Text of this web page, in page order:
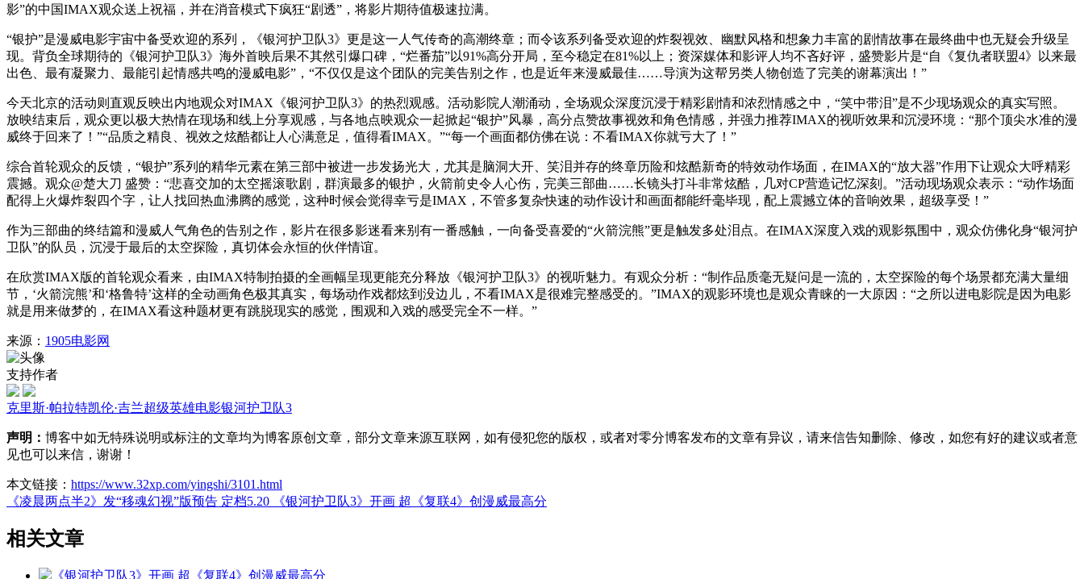
影”的中国IMAX观众送上祝福，并在消音模式下疯狂“剧透”，将影片期待值极速拉满。
“银护”是漫威电影宇宙中备受欢迎的系列，《银河护卫队3》更是这一人气传奇的高潮终章；而令该系列备受欢迎的炸裂视效、幽默风格和想象力丰富的剧情故事在最终曲中也无疑会升级呈
现。背负全球期待的《银河护卫队3》海外首映后果不其然引爆口碑，“烂番茄”以91%高分开局，至今稳定在81%以上；资深媒体和影评人均不吝好评，盛赞影片是“自《复仇者联盟4》以来最
出色、最有凝聚力、最能引起情感共鸣的漫威电影”，“不仅仅是这个团队的完美告别之作，也是近年来漫威最佳……导演为这帮另类人物创造了完美的谢幕演出！”
今天北京的活动则直观反映出内地观众对IMAX《银河护卫队3》的热烈观感。活动影院人潮涌动，全场观众深度沉浸于精彩剧情和浓烈情感之中，“笑中带泪”是不少现场观众的真实写照。
放映结束后，观众更以极大热情在现场和线上分享观感，与各地点映观众一起掀起“银护”风暴，高分点赞故事视效和角色情感，并强力推荐IMAX的视听效果和沉浸环境：“那个顶尖水准的漫
威终于回来了！”“品质之精良、视效之炫酷都让人心满意足，值得看IMAX。”“每一个画面都仿佛在说：不看IMAX你就亏大了！”
综合首轮观众的反馈，“银护”系列的精华元素在第三部中被进一步发扬光大，尤其是脑洞大开、笑泪并存的终章历险和炫酷新奇的特效动作场面，在IMAX的“放大器”作用下让观众大呼精彩
震撼。观众@楚大刀 盛赞：“悲喜交加的太空摇滚歌剧，群演最多的银护，火箭前史令人心伤，完美三部曲……长镜头打斗非常炫酷，几对CP营造记忆深刻。”活动现场观众表示：“动作场面
配得上火爆炸裂四个字，让人找回热血沸腾的感觉，这种时候会觉得幸亏是IMAX，不管多复杂快速的动作设计和画面都能纤毫毕现，配上震撼立体的音响效果，超级享受！”
作为三部曲的终结篇和漫威人气角色的告别之作，影片在很多影迷看来别有一番感触，一向备受喜爱的“火箭浣熊”更是触发多处泪点。在IMAX深度入戏的观影氛围中，观众仿佛化身“银河护
卫队”的队员，沉浸于最后的太空探险，真切体会永恒的伙伴情谊。
在欣赏IMAX版的首轮观众看来，由IMAX特制拍摄的全画幅呈现更能充分释放《银河护卫队3》的视听魅力。有观众分析：“制作品质毫无疑问是一流的，太空探险的每个场景都充满大量细
节，‘火箭浣熊’和‘格鲁特’这样的全动画角色极其真实，每场动作戏都炫到没边儿，不看IMAX是很难完整感受的。”IMAX的观影环境也是观众青睐的一大原因：“之所以进电影院是因为电影
就是用来做梦的，在IMAX看这种题材更有跳脱现实的感觉，围观和入戏的感受完全不一样。”
来源： 1905电影网
支持作者
克里斯·帕拉特凯伦·吉兰超级英雄电影银河护卫队3
声明： 博客中如无特殊说明或标注的文章均为博客原创文章，部分文章来源互联网，如有侵犯您的版权，或者对零分博客发布的文章有异议，请来信告知删除、修改，如您有好的建议或者意
见也可以来信，谢谢！
本文链接： https://www.32xp.com/yingshi/3101.html
《凌晨两点半2》发“移魂幻视”版预告 定档5.20
《银河护卫队3》开画 超《复联4》创漫威最高分
相关文章